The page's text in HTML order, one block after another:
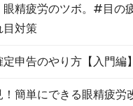
眼精疲労のツボ。#目の
対策
申告のやり方【入門編】
簡単にできる眼精疲労